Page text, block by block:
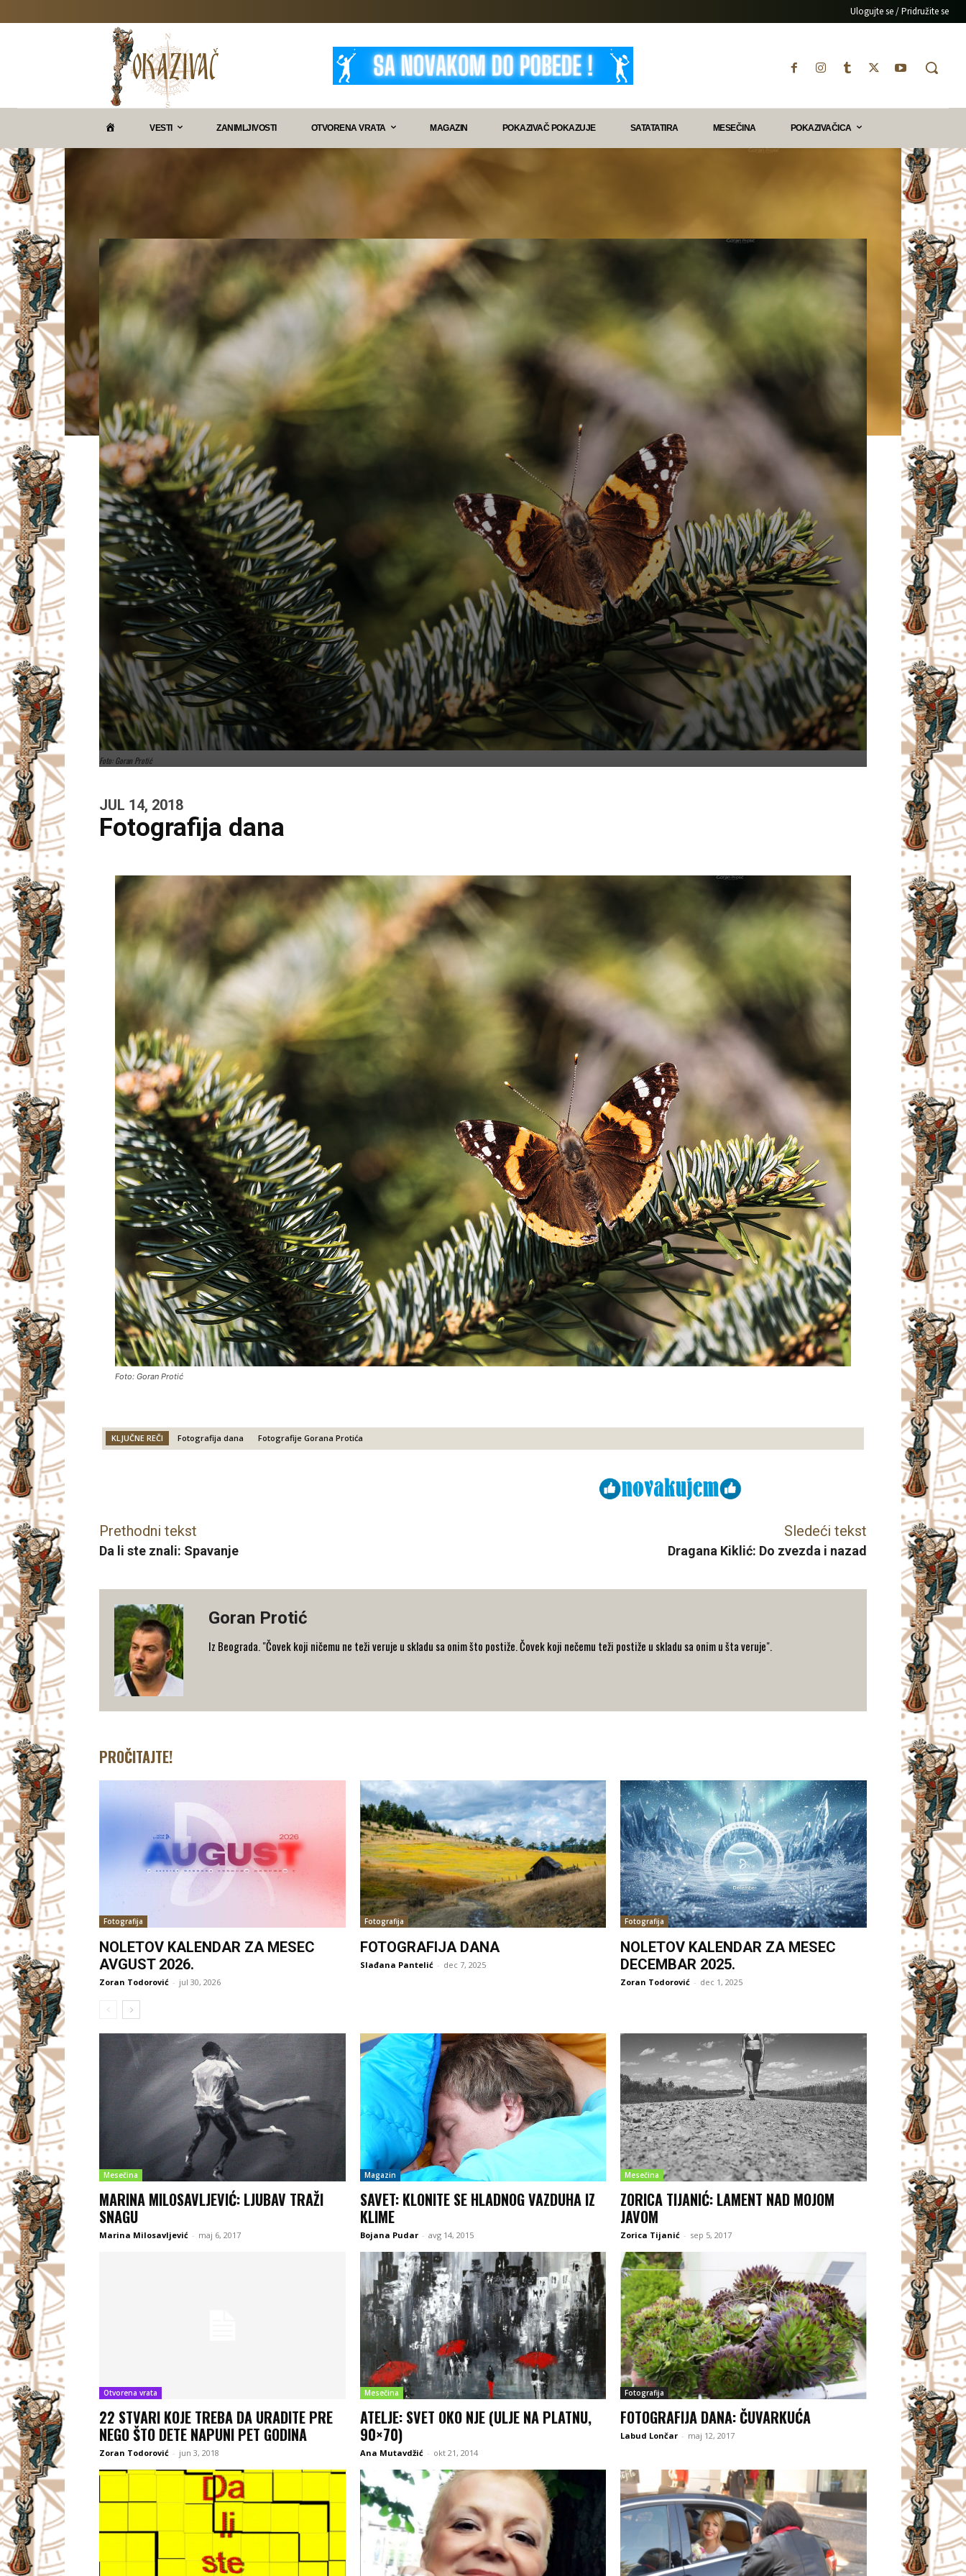
Ulogujte se / Pridružite se
A
Č
VESTI ZANIMLJIVOSTI OTVORENA VRATA MAGAZIN POKAZIVAČ POKAZUJE SATATATIRA MESEČINA POKAZIVAČICA
Foto: Goran Protić
JUL 14, 2018
Fotografija dana
Foto: Goran Protić
KLJUČNE REČI Fotografija dana Fotografije Gorana Protića
Prethodni tekst
Da li ste znali: Spavanje
Sledeći tekst
Dragana Kiklić: Do zvezda i nazad
Goran Protić
Iz Beograda. "Čovek koji ničemu ne teži veruje u skladu sa onim što postiže. Čovek koji nečemu teži postiže u skladu sa onim u šta veruje".
PROČITAJTE!
Fotografija
NOLETOV KALENDAR ZA MESEC
AVGUST 2026.
Zoran Todorović - jul 30, 2026
Fotografija
FOTOGRAFIJA DANA
Slađana Pantelić - dec 7, 2025
Fotografija
NOLETOV KALENDAR ZA MESEC
DECEMBAR 2025.
Zoran Todorović - dec 1, 2025
Mesečina
MARINA MILOSAVLJEVIĆ: LJUBAV TRAŽI
SNAGU
Marina Milosavljević - maj 6, 2017
Magazin
SAVET: KLONITE SE HLADNOG VAZDUHA IZ
KLIME
Bojana Pudar - avg 14, 2015
Mesečina
ZORICA TIJANIĆ: LAMENT NAD MOJOM
JAVOM
Zorica Tijanić - sep 5, 2017
Otvorena vrata
22 STVARI KOJE TREBA DA URADITE PRE
NEGO ŠTO DETE NAPUNI PET GODINA
Zoran Todorović - jun 3, 2018
Mesečina
ATELJE: SVET OKO NJE (ULJE NA PLATNU,
90×70)
Ana Mutavdžić - okt 21, 2014
Fotografija
FOTOGRAFIJA DANA: ČUVARKUĆA
Labud Lončar - maj 12, 2017